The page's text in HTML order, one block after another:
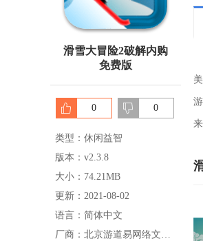
滑雪大冒险2破解内购
免费版
0 0
类型：休闲益智
版本：v2.3.8
大小：74.21MB
更新：2021-08-02
语言：简体中文
厂商：北京游道易网络文化有限公司